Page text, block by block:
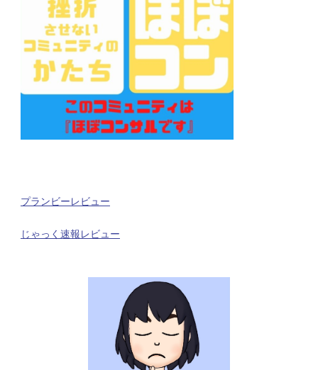
プランビーレビュー
じゃっく速報レビュー